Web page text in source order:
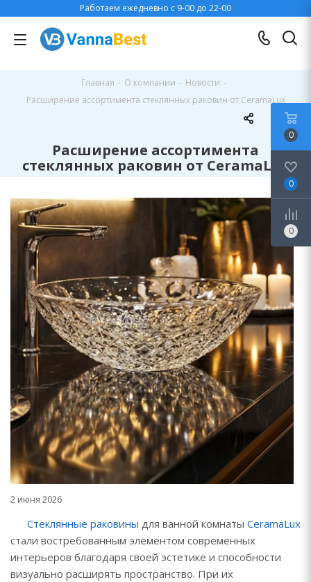
Работаем ежедневно с 9-00 до 22-00
Главная - О компании - Новости -
Расширение ассортимента стеклянных раковин от CeramaLux
Расширение ассортимента
стеклянных раковин от CeramaLux
2 июня 2026
Стеклянные раковины для ванной комнаты CeramaLux
стали востребованным элементом современных
интерьеров благодаря своей эстетике и способности
визуально расширять пространство. При их
0
0
0